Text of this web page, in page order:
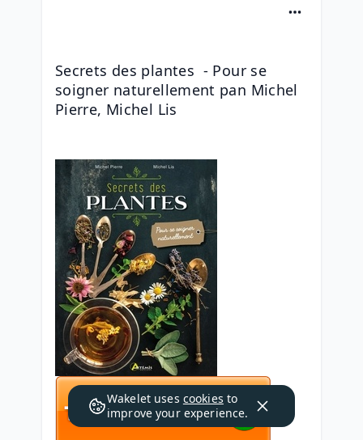
Secrets des plantes  - Pour se
soigner naturellement pan Michel
Pierre, Michel Lis
Wakelet uses cookies to
improve your experience.